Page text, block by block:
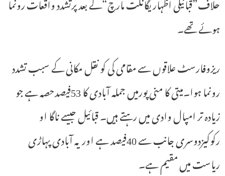
ہوئے تھے۔
ریزوفارسٹ علاقوں سے مقامی کی کو نقل مکانی کے سبب تشدد
رونما ہوا۔میتی کا منی پورمیں جملہ آبادی کا 53فیصدحصہ ہے جو
زیادہ تر امپال وادی میں رہتے ہیں۔ قبائیل جیسے ناگا او
رکوکیزدوسری جانب سے 40فیصد ہے اور یہ آبادی پہاڑی
ریاست میں مقیم ہے۔